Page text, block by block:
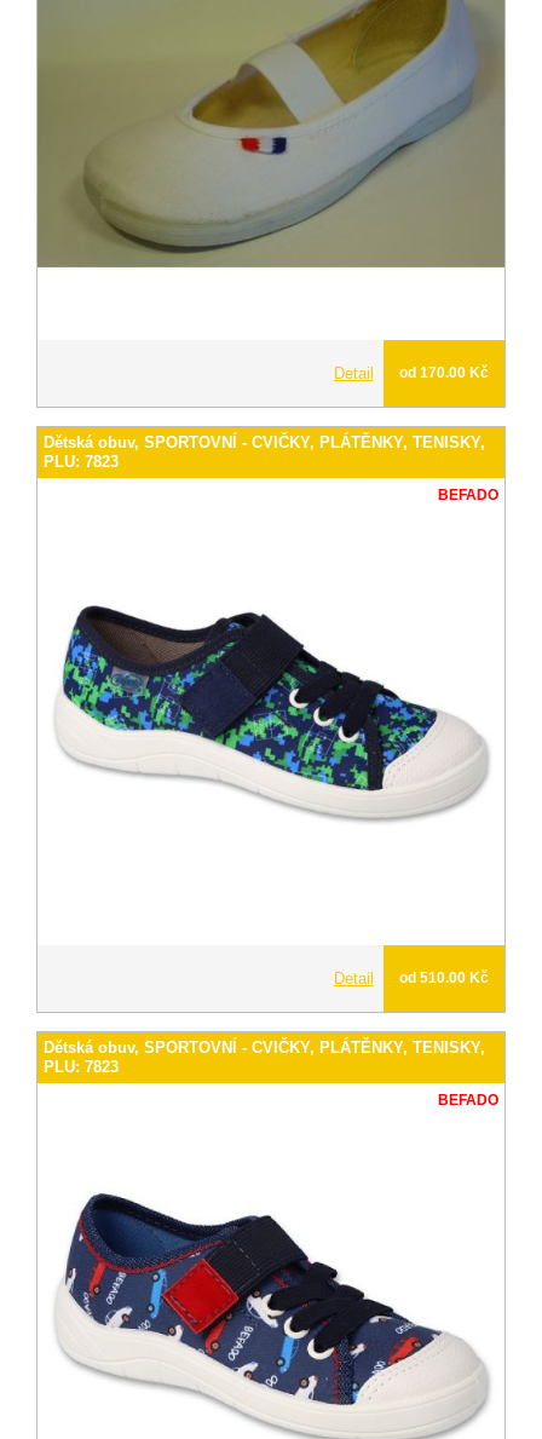
Detail od 170.00 Kč
Dětská obuv, SPORTOVNÍ - CVIČKY, PLÁTĚNKY, TENISKY,
PLU: 7823
BEFADO
Detail od 510.00 Kč
Dětská obuv, SPORTOVNÍ - CVIČKY, PLÁTĚNKY, TENISKY,
PLU: 7823
BEFADO